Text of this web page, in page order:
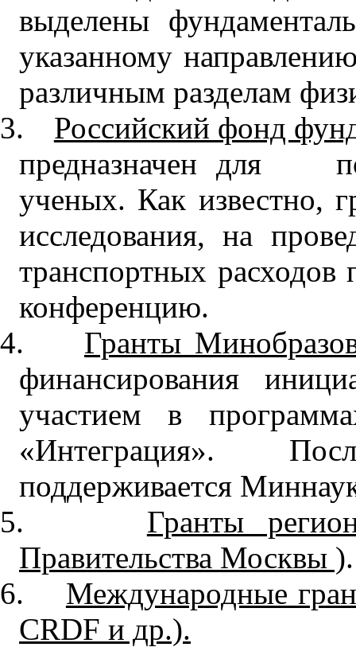
выделены
указанному
различным разделам
3.
Российский фонд
предназначен для
ученых. Как известно,
исследования, на
транспортных
конференцию.
4.
Гранты
финансирования
участием в
«Интеграция».
поддерживается
5.
Гранты
Правительства Москвы ).
6.
Международные
CRDF и др.).